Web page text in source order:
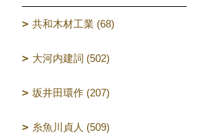
共和木材工業 (68)
大河内建詞 (502)
坂井田環作 (207)
糸魚川貞人 (509)